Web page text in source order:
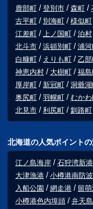
鹿部町
登別市 森町
古平町
別海町 様似町
江差町
上ノ国町 泊村
北斗市
浜頓別町 浦
白糠町
えりも町 乙
神恵内村
大樹町 福
厚岸町
新冠町 洞爺
奥尻町
羽幌町 むか
北見市
利尻町 釧路町
北海道の人気ポイント
江ノ島海岸 石狩湾新港
大津漁港
小樽港南防
入船公園
網走港 留
小樽港色内埠頭
弁天島